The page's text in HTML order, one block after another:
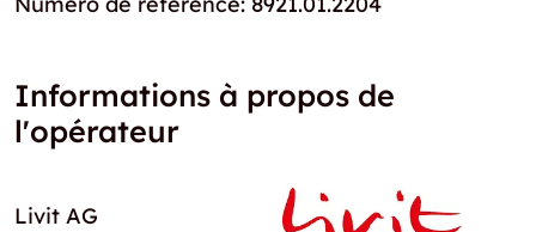
Informations à propos de
l'opérateur
Livit AG